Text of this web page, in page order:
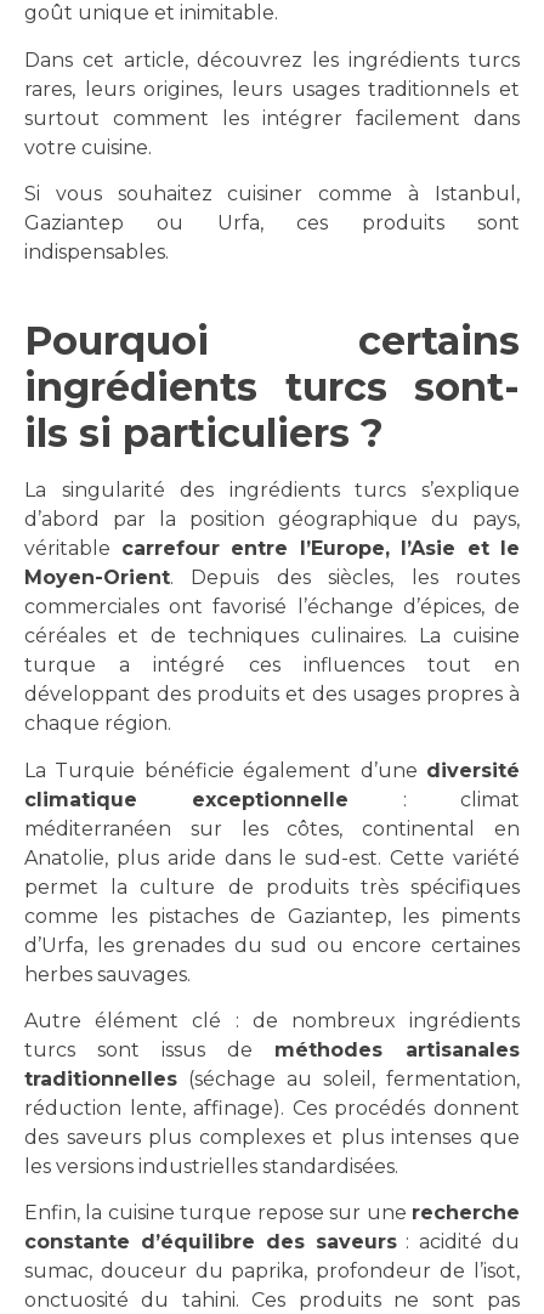
goût unique et inimitable.
Dans cet article, découvrez les ingrédients turcs
rares, leurs origines, leurs usages traditionnels et
surtout comment les intégrer facilement dans
votre cuisine.
Si vous souhaitez cuisiner comme à Istanbul,
Gaziantep ou Urfa, ces produits sont
indispensables.
Pourquoi certains
ingrédients turcs sont-
ils si particuliers ?
La singularité des ingrédients turcs s’explique
d’abord par la position géographique du pays,
véritable carrefour entre l’Europe, l’Asie et le
Moyen-Orient. Depuis des siècles, les routes
commerciales ont favorisé l’échange d’épices, de
céréales et de techniques culinaires. La cuisine
turque a intégré ces influences tout en
développant des produits et des usages propres à
chaque région.
La Turquie bénéficie également d’une diversité
climatique exceptionnelle : climat
méditerranéen sur les côtes, continental en
Anatolie, plus aride dans le sud-est. Cette variété
permet la culture de produits très spécifiques
comme les pistaches de Gaziantep, les piments
d’Urfa, les grenades du sud ou encore certaines
herbes sauvages.
Autre élément clé : de nombreux ingrédients
turcs sont issus de méthodes artisanales
traditionnelles (séchage au soleil, fermentation,
réduction lente, affinage). Ces procédés donnent
des saveurs plus complexes et plus intenses que
les versions industrielles standardisées.
Enfin, la cuisine turque repose sur une recherche
constante d’équilibre des saveurs: acidité du
sumac, douceur du paprika, profondeur de l’isot,
onctuosité du tahini. Ces produits ne sont pas